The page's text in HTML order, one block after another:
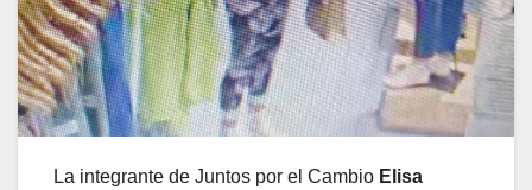
La integrante de Juntos por el Cambio Elisa